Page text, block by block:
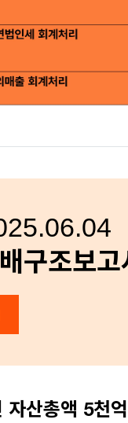
구조보고
산총액 5천